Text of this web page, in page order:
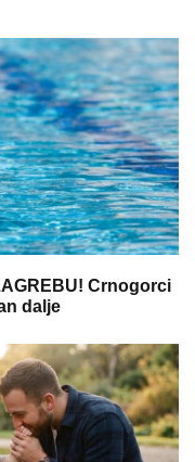
Crnogorci
dalje